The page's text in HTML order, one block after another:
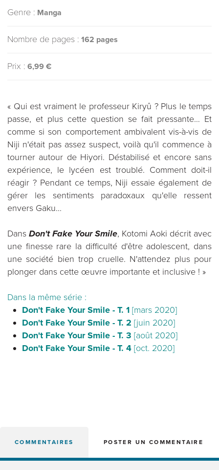
Genre : Manga
Nombre de pages : 162 pages
Prix : 6,99 €
« Qui est vraiment le professeur Kiryû ? Plus le temps
passe, et plus cette question se fait pressante… Et
comme si son comportement ambivalent vis-à-vis de
Niji n'était pas assez suspect, voilà qu'il commence à
tourner autour de Hiyori. Déstabilisé et encore sans
expérience, le lycéen est troublé. Comment doit-il
réagir ? Pendant ce temps, Niji essaie également de
gérer les sentiments paradoxaux qu'elle ressent
envers Gaku...
Dans Don't Fake Your Smile, Kotomi Aoki décrit avec
une finesse rare la difficulté d'être adolescent, dans
une société bien trop cruelle. N'attendez plus pour
plonger dans cette œuvre importante et inclusive ! »
Dans la même série :
Don't Fake Your Smile - T. 1 [mars 2020]
Don't Fake Your Smile - T. 2 [juin 2020]
Don't Fake Your Smile - T. 3 [août 2020]
Don't Fake Your Smile - T. 4 [oct. 2020]
COMMENTAIRES POSTER UN COMMENTAIRE